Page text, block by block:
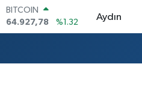
47,5894
STERLİN
Aydın